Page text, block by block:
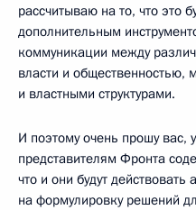
рассчитываю на то, что это
дополнительным
коммуникации между
власти и
и властными структурами.
И поэтому очень прошу вас,
представителям Фронта
что и они будут действовать
на формулировку решений